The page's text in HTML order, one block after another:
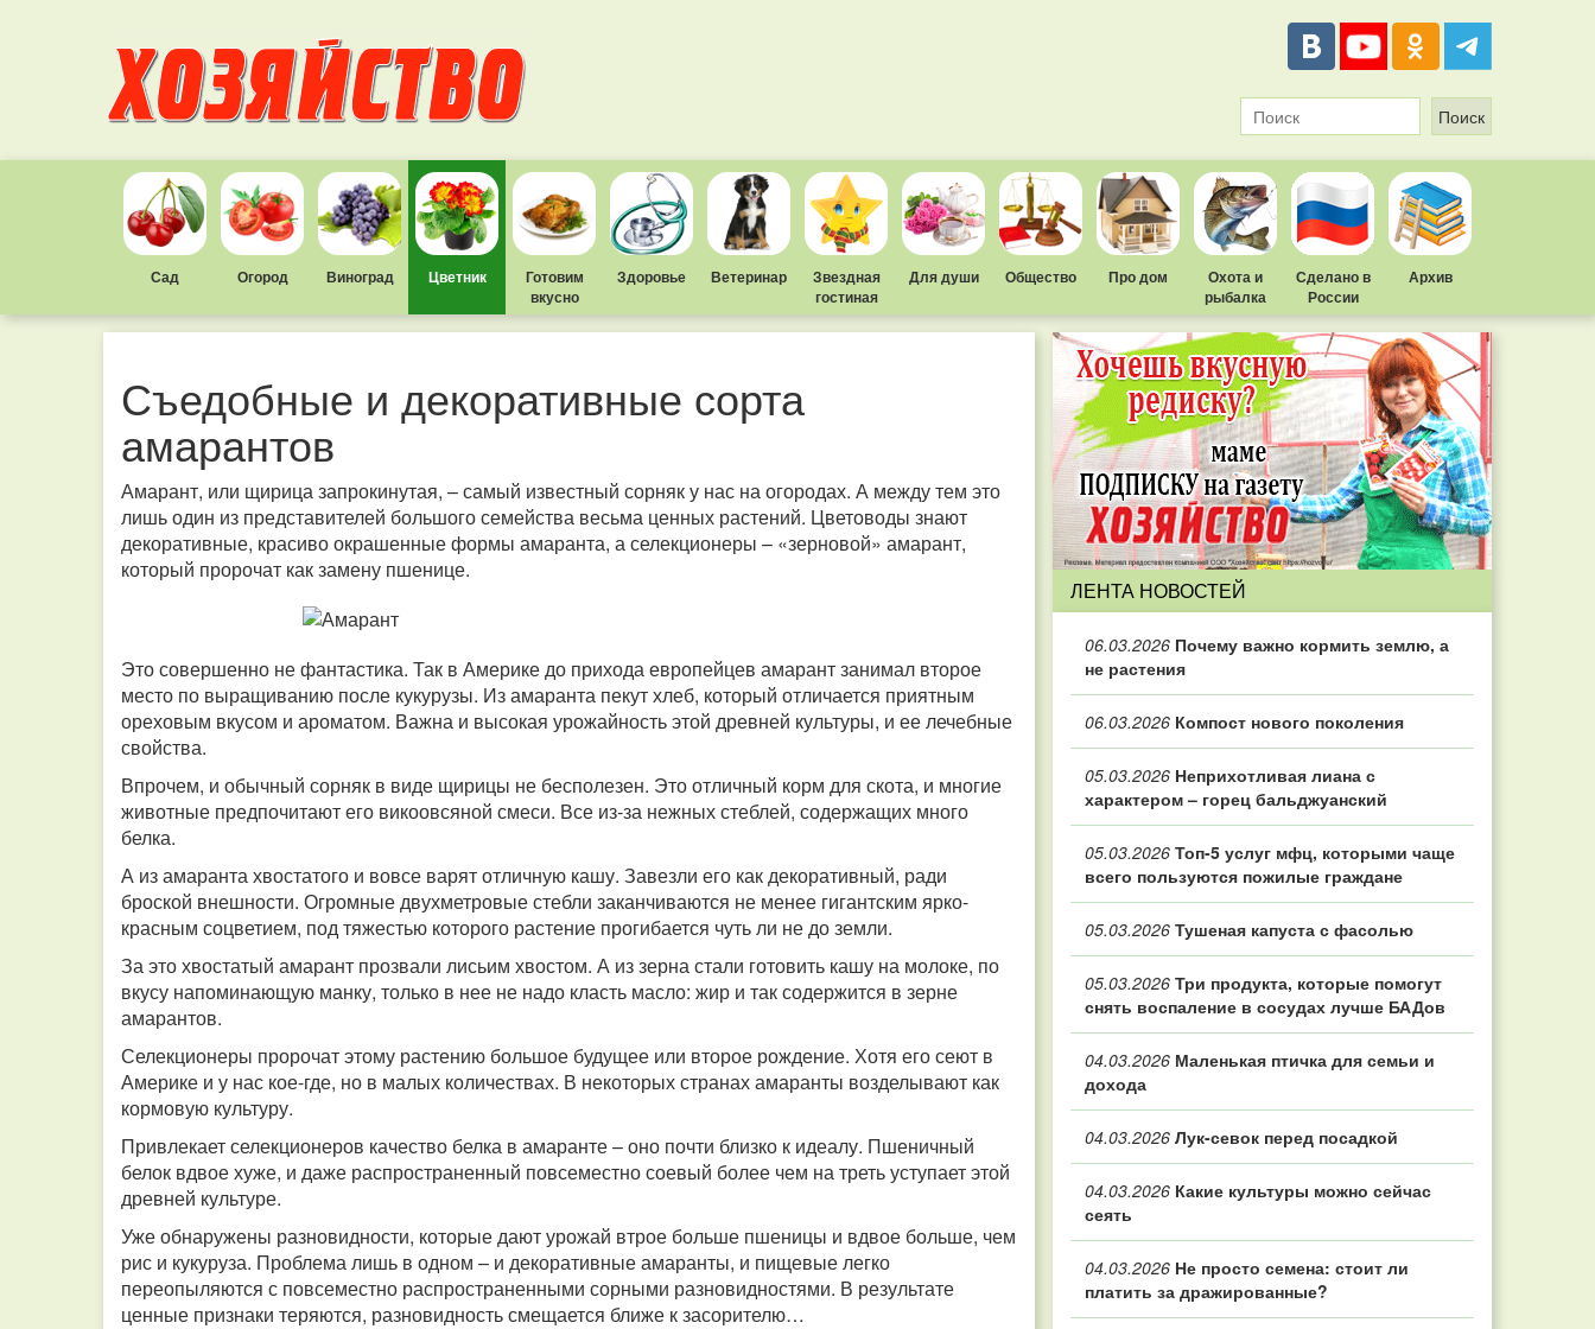
Сад Огород Виноград Цветник
Готовим
вкусно
Здоровье Ветеринар
Звездная
гостиная
Для души Общество Про дом
Охота и
рыбалка
Сделано в
России
Архив
Съедобные и декоративные сорта
амарантов
Амарант, или щирица запрокинутая, – самый известный сорняк у нас на огородах. А между тем это
лишь один из представителей большого семейства весьма ценных растений. Цветоводы знают
декоративные, красиво окрашенные формы амаранта, а селекционеры – «зерновой» амарант,
который пророчат как замену пшенице.
Это совершенно не фантастика. Так в Америке до прихода европейцев амарант занимал второе
место по выращиванию после кукурузы. Из амаранта пекут хлеб, который отличается приятным
ореховым вкусом и ароматом. Важна и высокая урожайность этой древней культуры, и ее лечебные
свойства.
Впрочем, и обычный сорняк в виде щирицы не бесполезен. Это отличный корм для скота, и многие
животные предпочитают его викоовсяной смеси. Все из-за нежных стеблей, содержащих много
белка.
А из амаранта хвостатого и вовсе варят отличную кашу. Завезли его как декоративный, ради
броской внешности. Огромные двухметровые стебли заканчиваются не менее гигантским ярко-
красным соцветием, под тяжестью которого растение прогибается чуть ли не до земли.
За это хвостатый амарант прозвали лисьим хвостом. А из зерна стали готовить кашу на молоке, по
вкусу напоминающую манку, только в нее не надо класть масло: жир и так содержится в зерне
амарантов.
Селекционеры пророчат этому растению большое будущее или второе рождение. Хотя его сеют в
Америке и у нас кое-где, но в малых количествах. В некоторых странах амаранты возделывают как
кормовую культуру.
Привлекает селекционеров качество белка в амаранте – оно почти близко к идеалу. Пшеничный
белок вдвое хуже, и даже распространенный повсеместно соевый более чем на треть уступает этой
древней культуре.
Уже обнаружены разновидности, которые дают урожай втрое больше пшеницы и вдвое больше, чем
рис и кукуруза. Проблема лишь в одном – и декоративные амаранты, и пищевые легко
переопыляются с повсеместно распространенными сорными разновидностями. В результате
ценные признаки теряются, разновидность смещается ближе к засорителю…
ЛЕНТА НОВОСТЕЙ
06.03.2026 Почему важно кормить землю, а
не растения
06.03.2026 Компост нового поколения
05.03.2026 Неприхотливая лиана с
характером – горец бальджуанский
05.03.2026 Топ‑5 услуг мфц, которыми чаще
всего пользуются пожилые граждане
05.03.2026 Тушеная капуста с фасолью
05.03.2026 Три продукта, которые помогут
снять воспаление в сосудах лучше БАДов
04.03.2026 Маленькая птичка для семьи и
дохода
04.03.2026 Лук-севок перед посадкой
04.03.2026 Какие культуры можно сейчас
сеять
04.03.2026 Не просто семена: стоит ли
платить за дражированные?